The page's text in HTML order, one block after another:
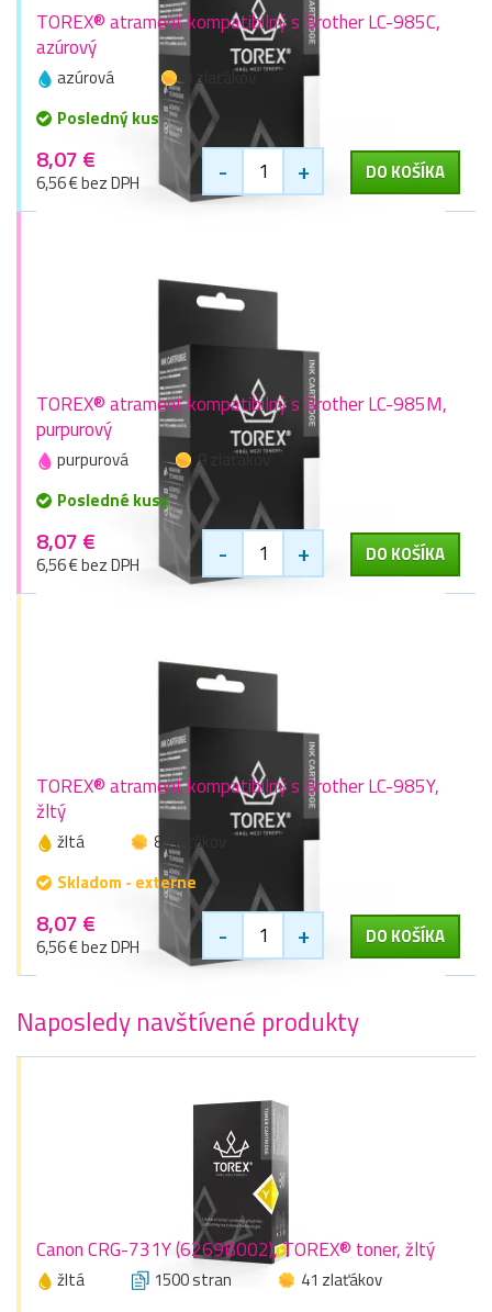
TOREX® atrament kompatibilný s Brother LC-985C,
azúrový
azúrová
9 zlaťákov
Posledný kus
8,07 €
6,56 € bez DPH - + DO KOŠÍKA
TOREX® atrament kompatibilný s Brother LC-985M,
purpurový
purpurová
9 zlaťákov
Posledné kusy
8,07 €
6,56 € bez DPH - + DO KOŠÍKA
TOREX® atrament kompatibilný s Brother LC-985Y,
žltý
žltá
8 zlaťákov
Skladom - externe
8,07 €
6,56 € bez DPH - + DO KOŠÍKA
Naposledy navštívené produkty
Canon CRG-731Y (6269B002), TOREX® toner, žltý
žltá 1500 stran
41 zlaťákov